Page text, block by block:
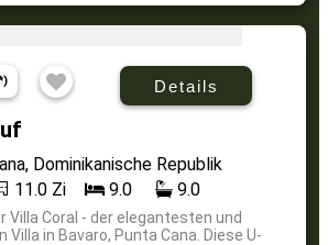
Details
Dominikanische Republik
11.0 Zi 9.0 9.0
Villa Coral - der elegantesten und
in Bavaro, Punta Cana. Diese U-